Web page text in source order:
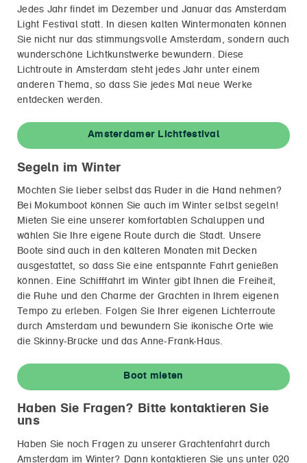
Jedes Jahr findet im Dezember und Januar das Amsterdam
Light Festival statt. In diesen kalten Wintermonaten können
Sie nicht nur das stimmungsvolle Amsterdam, sondern auch
wunderschöne Lichtkunstwerke bewundern. Diese
Lichtroute in Amsterdam steht jedes Jahr unter einem
anderen Thema, so dass Sie jedes Mal neue Werke
entdecken werden.
Amsterdamer Lichtfestival
Segeln im Winter
Möchten Sie lieber selbst das Ruder in die Hand nehmen?
Bei Mokumboot können Sie auch im Winter selbst segeln!
Mieten Sie eine unserer komfortablen Schaluppen und
wählen Sie Ihre eigene Route durch die Stadt. Unsere
Boote sind auch in den kälteren Monaten mit Decken
ausgestattet, so dass Sie eine entspannte Fahrt genießen
können. Eine Schifffahrt im Winter gibt Ihnen die Freiheit,
die Ruhe und den Charme der Grachten in Ihrem eigenen
Tempo zu erleben. Folgen Sie Ihrer eigenen Lichterroute
durch Amsterdam und bewundern Sie ikonische Orte wie
die Skinny-Brücke und das Anne-Frank-Haus.
Boot mieten
Haben Sie Fragen? Bitte kontaktieren Sie
uns
Haben Sie noch Fragen zu unserer Grachtenfahrt durch
Amsterdam im Winter? Dann kontaktieren Sie uns unter 020